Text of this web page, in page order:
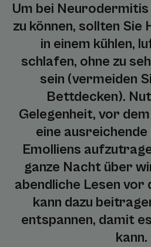
Um bei
zu können, sollten Sie
in einem kühlen,
schlafen, ohne zu
sein (vermeiden
Bettdecken).
Gelegenheit, vor
eine ausreichende
Emolliens
ganze Nacht über
abendliche Lesen vor
kann dazu
entspannen, damit
kann.